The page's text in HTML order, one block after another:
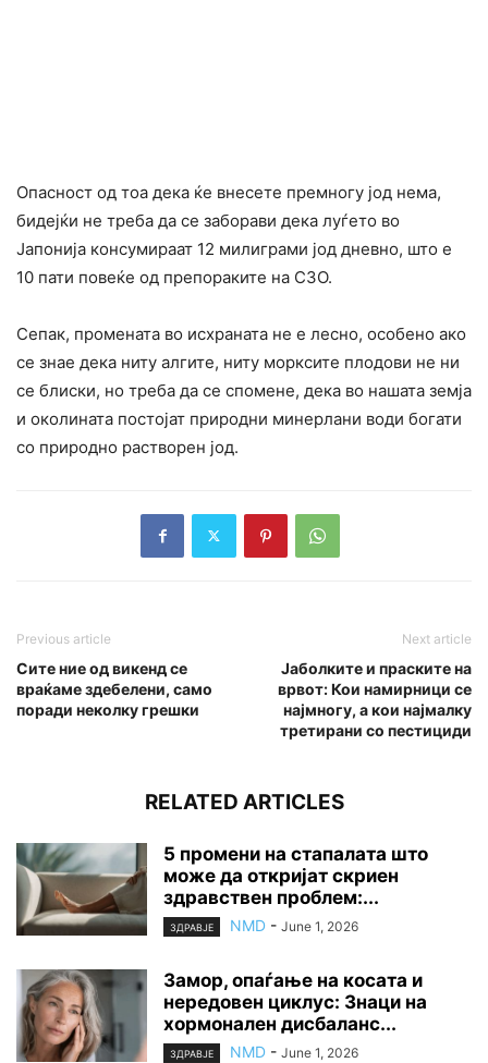
Опасност од тоа дека ќе внесете премногу јод нема,
бидејќи не треба да се заборави дека луѓето во
Јапонија консумираат 12 милиграми јод дневно, што е
10 пати повеќе од препораките на СЗО.
Сепак, промената во исхраната не е лесно, особено ако
се знае дека ниту алгите, ниту морксите плодови не ни
се блиски, но треба да се спомене, дека во нашата земја
и околината постојат природни минерлани води богати
со природно растворен јод.
Previous article
Сите ние од викенд се
враќаме здебелени, само
поради неколку грешки
Next article
Јаболките и праските на
врвот: Кои намирници се
најмногу, а кои најмалку
третирани со пестициди
RELATED ARTICLES
5 промени на стапалата што
може да откријат скриен
здравствен проблем:...
ЗДРАВЈЕ NMD - June 1, 2026
Замор, опаѓање на косата и
нередовен циклус: Знаци на
хормонален дисбаланс...
ЗДРАВЈЕ NMD - June 1, 2026